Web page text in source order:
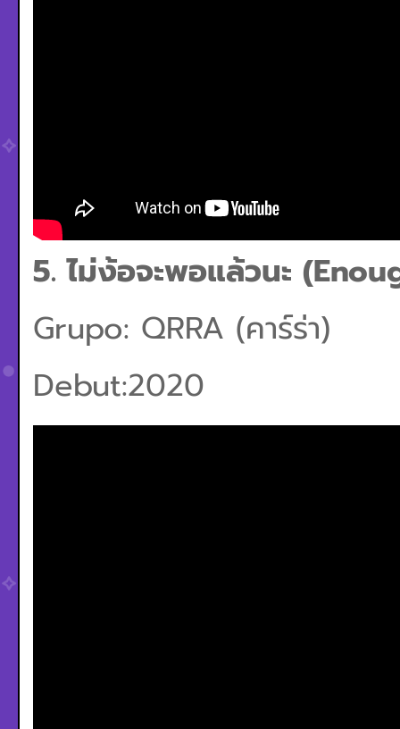
5. ไม่ง้อจะพอแล้วนะ
Grupo: QRRA (คาร์ร่า)
Debut:2020